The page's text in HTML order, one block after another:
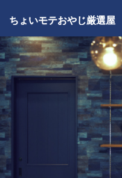
ちょいモテおやじ厳選屋